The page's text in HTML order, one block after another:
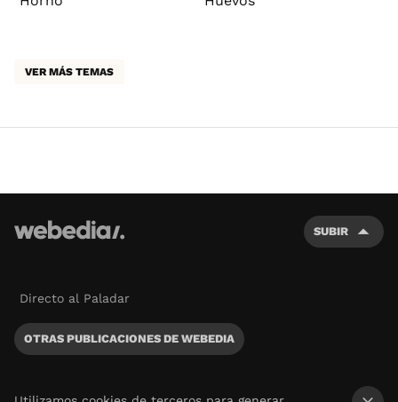
VER MÁS TEMAS
SUBIR
Directo al Paladar
OTRAS PUBLICACIONES DE WEBEDIA